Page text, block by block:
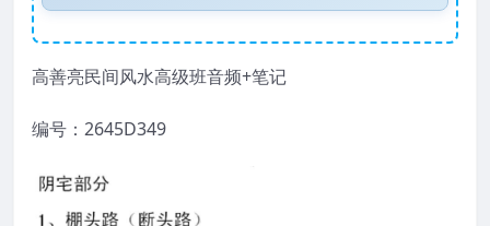
高善亮民间风水高级班音频+笔记
编号：2645D349